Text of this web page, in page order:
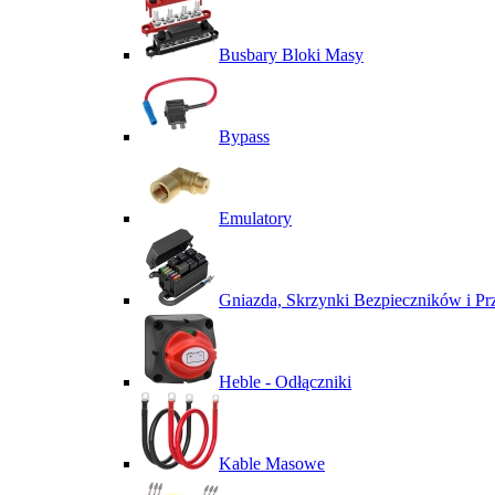
Busbary Bloki Masy
Bypass
Emulatory
Gniazda, Skrzynki Bezpieczników i
Heble - Odłączniki
Kable Masowe